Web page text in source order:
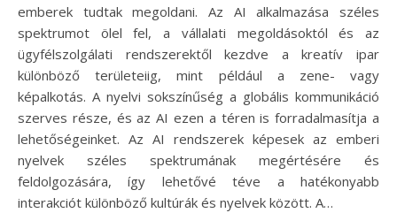
emberek tudtak megoldani. Az AI alkalmazása széles
spektrumot ölel fel, a vállalati megoldásoktól és az
ügyfélszolgálati rendszerektől kezdve a kreatív ipar
különböző területeiig, mint például a zene- vagy
képalkotás. A nyelvi sokszínűség a globális kommunikáció
szerves része, és az AI ezen a téren is forradalmasítja a
lehetőségeinket. Az AI rendszerek képesek az emberi
nyelvek széles spektrumának megértésére és
feldolgozására, így lehetővé téve a hatékonyabb
interakciót különböző kultúrák és nyelvek között. A…